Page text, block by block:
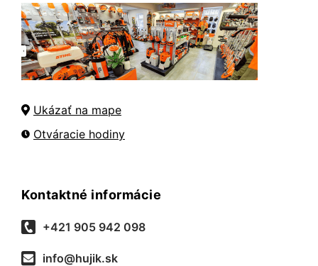
Ukázať na mape
Otváracie hodiny
Kontaktné informácie
+421 905 942 098
info@hujik.sk